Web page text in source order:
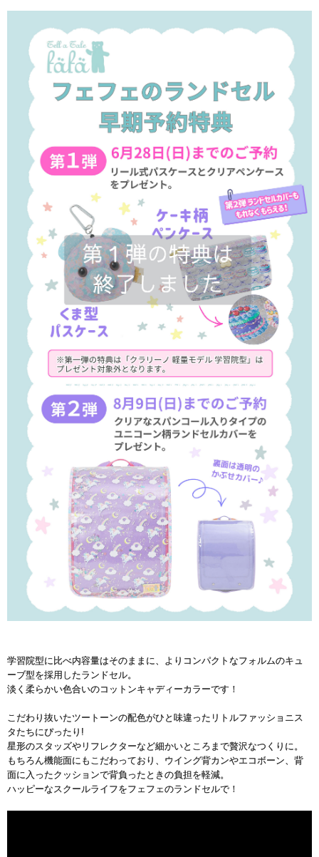
学習院型に比べ内容量はそのままに、よりコンパクトなフォルムのキュ
ーブ型を採用したランドセル。
淡く柔らかい色合いのコットンキャディーカラーです！
こだわり抜いたツートーンの配色がひと味違ったリトルファッショニス
タたちにぴったり!
星形のスタッズやリフレクターなど細かいところまで贅沢なつくりに。
もちろん機能面にもこだわっており、ウイング背カンやエコボーン、背
面に入ったクッションで背負ったときの負担を軽減。
ハッピーなスクールライフをフェフェのランドセルで！